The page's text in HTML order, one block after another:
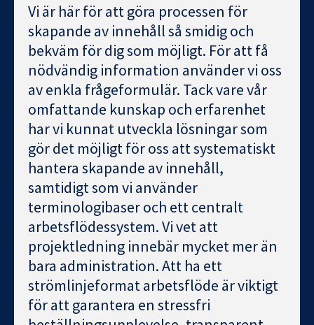
Vi är här för att göra processen för
skapande av innehåll så smidig och
bekväm för dig som möjligt. För att få
nödvändig information använder vi oss
av enkla frågeformulär. Tack vare vår
omfattande kunskap och erfarenhet
har vi kunnat utveckla lösningar som
gör det möjligt för oss att systematiskt
hantera skapande av innehåll,
samtidigt som vi använder
terminologibaser och ett centralt
arbetsflödessystem. Vi vet att
projektledning innebär mycket mer än
bara administration. Att ha ett
strömlinjeformat arbetsflöde är viktigt
för att garantera en stressfri